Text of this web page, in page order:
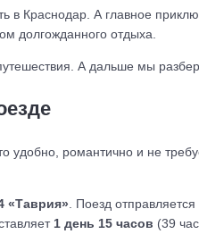
в Краснодар. А главное
долгожданного отдыха.
А дальше мы
романтично и не
«Таврия» . Поезд
1 день 15 часов (39